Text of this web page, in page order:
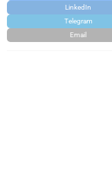
LinkedIn
Telegram
Email